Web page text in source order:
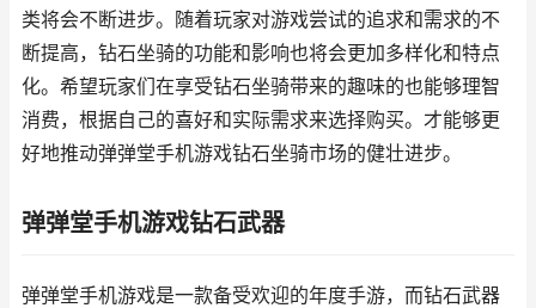
类将会不断进步。随着玩家对游戏尝试的追求和需求的不
断提高，钻石坐骑的功能和影响也将会更加多样化和特点
化。希望玩家们在享受钻石坐骑带来的趣味的也能够理智
消费，根据自己的喜好和实际需求来选择购买。才能够更
好地推动弹弹堂手机游戏钻石坐骑市场的健壮进步。
弹弹堂手机游戏钻石武器
弹弹堂手机游戏是一款备受欢迎的年度手游，而钻石武器